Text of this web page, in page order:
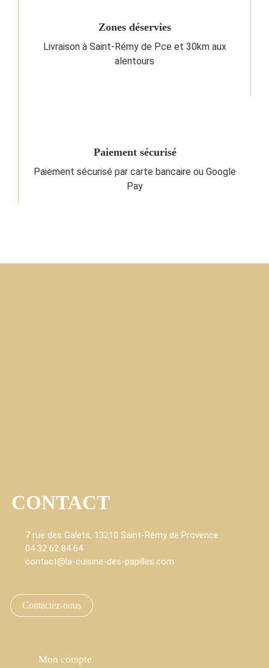
Zones déservies
Livraison à Saint-Rémy de Pce et 30km aux
alentours
Paiement sécurisé
Paiement sécurisé par carte bancaire ou Google
Pay
CONTACT
7 rue des Galets, 13210 Saint-Rémy de Provence
04 32 62 84 64
contact@la-cuisine-des-papilles.com
Contactez-nous
Mon compte